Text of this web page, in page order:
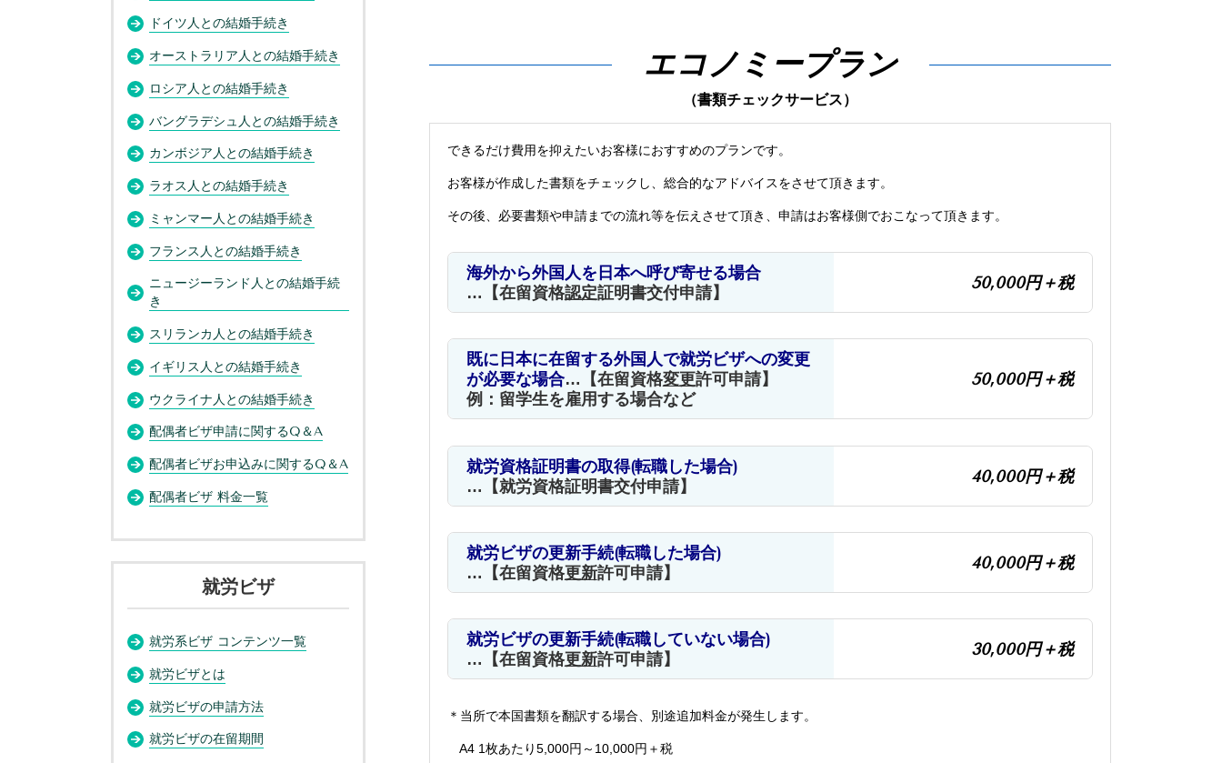
エコノミープラン
（書類チェックサービス）
できるだけ費用を抑えたいお客様におすすめのプランです。
お客様が作成した書類をチェックし、総合的なアドバイスをさせて頂きます。
その後、必要書類や申請までの流れ等を伝えさせて頂き、申請はお客様側でおこなって頂きます。
海外から外国人を日本へ呼び寄せる場合
…【在留資格認定証明書交付申請】 50,000円＋税
既に日本に在留する外国人で就労ビザへの変更
が必要な場合…【在留資格変更許可申請】
例：留学生を雇用する場合など
50,000円＋税
就労資格証明書の取得(転職した場合)
…【就労資格証明書交付申請】 40,000円＋税
就労ビザの更新手続(転職した場合)
…【在留資格更新許可申請】 40,000円＋税
就労ビザの更新手続(転職していない場合)
…【在留資格更新許可申請】 30,000円＋税
＊当所で本国書類を翻訳する場合、別途追加料金が発生します。
A4 1枚あたり5,000円～10,000円＋税
ドイツ人との結婚手続き
オーストラリア人との結婚手続き
ロシア人との結婚手続き
バングラデシュ人との結婚手続き
カンボジア人との結婚手続き
ラオス人との結婚手続き
ミャンマー人との結婚手続き
フランス人との結婚手続き
ニュージーランド人との結婚手続
き
スリランカ人との結婚手続き
イギリス人との結婚手続き
ウクライナ人との結婚手続き
配偶者ビザ申請に関するQ＆A
配偶者ビザお申込みに関するQ＆A
配偶者ビザ 料金一覧
就労ビザ
就労系ビザ コンテンツ一覧
就労ビザとは
就労ビザの申請方法
就労ビザの在留期間